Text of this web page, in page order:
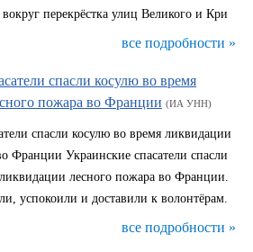
перекрёстка улиц Великого и Кри
все подробности »
спасли косулю во время
пожара во Франции (ИА УНН)
спасли косулю во время ликвидации
Франции Украинские спасатели спасли
лесного пожара во Франции.
успокоили и доставили к волонтёрам.
все подробности »